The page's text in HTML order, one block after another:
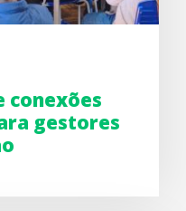
conexões
gestores